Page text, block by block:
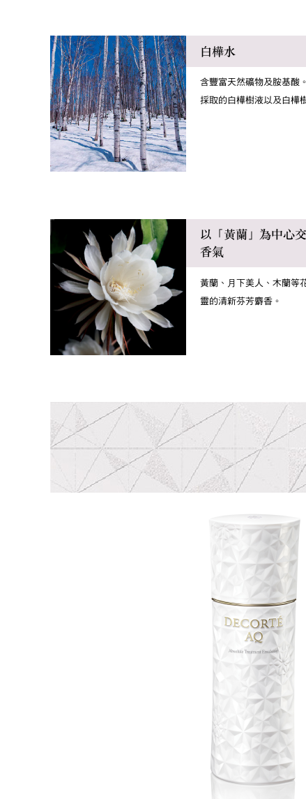
白樺水
含豐富天然礦物及胺基酸
採取的白樺樹液以及白樺
以「黃蘭」為中心
香氣
黃蘭、月下美人、木蘭等
靈的清新芬芳麝香。